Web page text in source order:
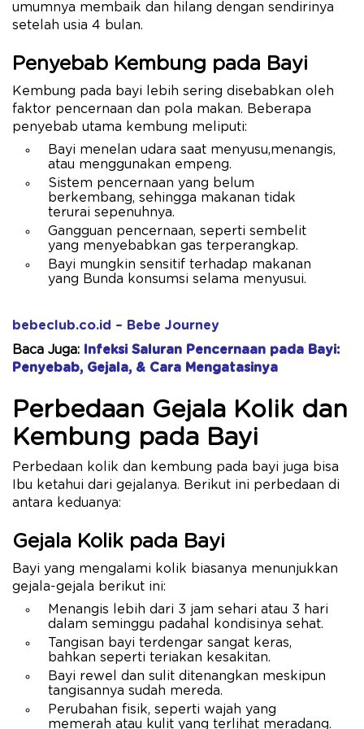
umumnya membaik dan hilang dengan sendirinya
setelah usia 4 bulan.
Penyebab Kembung pada Bayi
Kembung pada bayi lebih sering disebabkan oleh
faktor pencernaan dan pola makan. Beberapa
penyebab utama kembung meliputi:
Bayi menelan udara saat menyusu,menangis,
atau menggunakan empeng.
Sistem pencernaan yang belum
berkembang, sehingga makanan tidak
terurai sepenuhnya.
Gangguan pencernaan, seperti sembelit
yang menyebabkan gas terperangkap.
Bayi mungkin sensitif terhadap makanan
yang Bunda konsumsi selama menyusui.
bebeclub.co.id – Bebe Journey
Baca Juga: Infeksi Saluran Pencernaan pada Bayi:
Penyebab, Gejala, & Cara Mengatasinya
Perbedaan Gejala Kolik dan
Kembung pada Bayi
Perbedaan kolik dan kembung pada bayi juga bisa
Ibu ketahui dari gejalanya. Berikut ini perbedaan di
antara keduanya:
Gejala Kolik pada Bayi
Bayi yang mengalami kolik biasanya menunjukkan
gejala-gejala berikut ini:
Menangis lebih dari 3 jam sehari atau 3 hari
dalam seminggu padahal kondisinya sehat.
Tangisan bayi terdengar sangat keras,
bahkan seperti teriakan kesakitan.
Bayi rewel dan sulit ditenangkan meskipun
tangisannya sudah mereda.
Perubahan fisik, seperti wajah yang
memerah atau kulit yang terlihat meradang.